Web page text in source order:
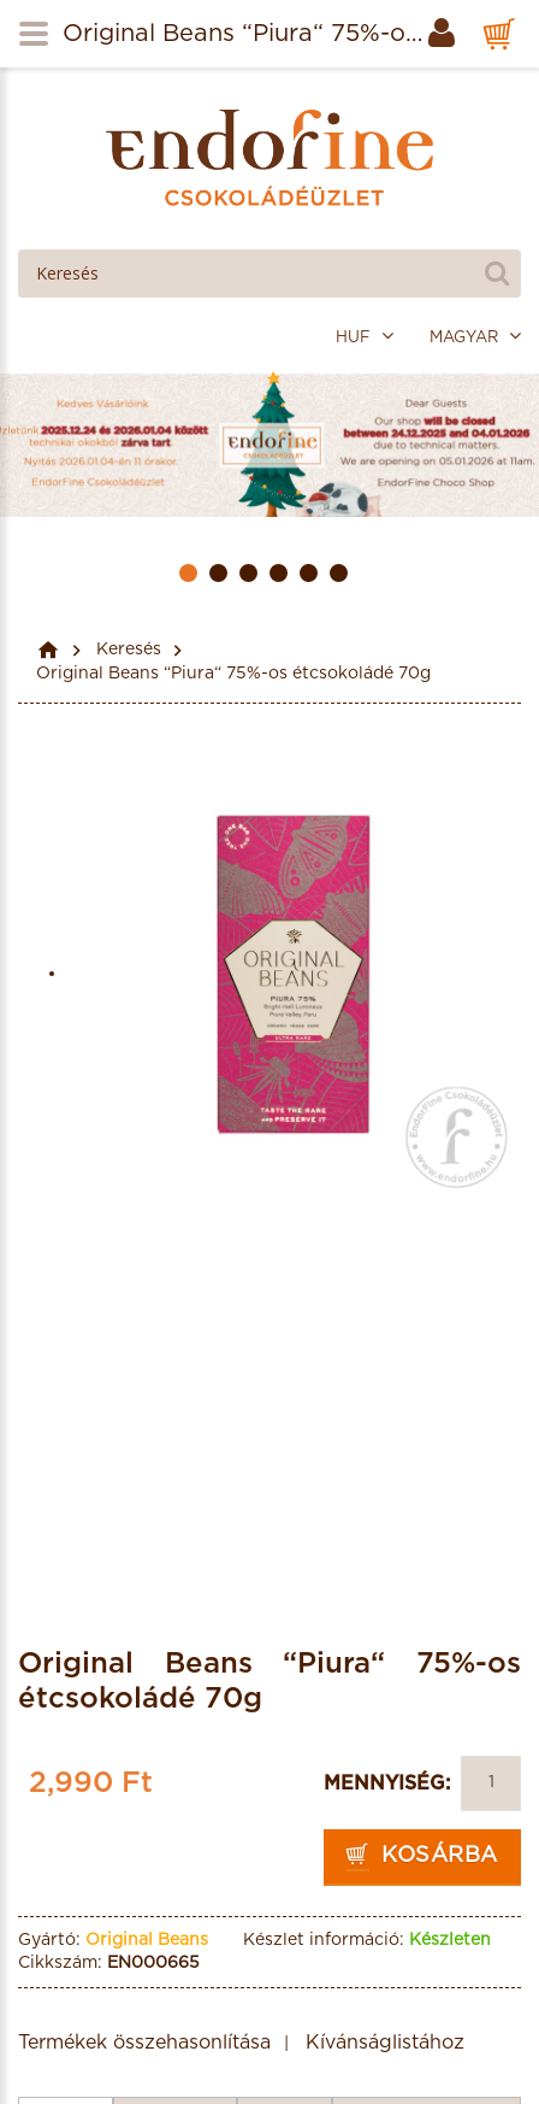
MAGYAR
HUF
Keresés
Original Beans “Piura“ 75%-os étcsokoládé 70g
Original Beans “Piura“ 75%-os
étcsokoládé 70g
2,990 Ft MENNYISÉG:
KOSÁRBA
Gyártó: Original Beans Készlet információ: Készleten
Cikkszám: EN000665
Termékek összehasonlítása Kívánságlistához
Original Beans “Piura“ 75%-os étcsokoládé 70g